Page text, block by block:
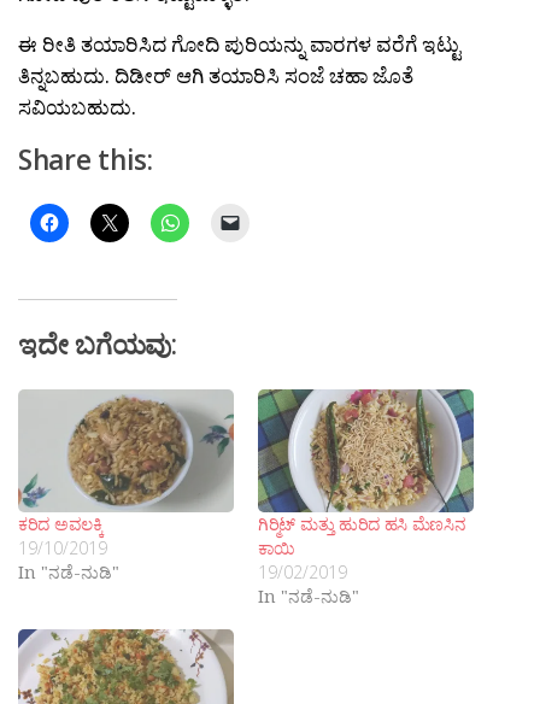
ಈ ರೀತಿ ತಯಾರಿಸಿದ ಗೋದಿ ಪುರಿಯನ್ನು ವಾರಗಳ ವರೆಗೆ ಇಟ್ಟು
ತಿನ್ನಬಹುದು. ದಿಡೀರ್ ಆಗಿ ತಯಾರಿಸಿ ಸಂಜೆ ಚಹಾ ಜೊತೆ
ಸವಿಯಬಹುದು.
Share this:
ಇದೇ ಬಗೆಯವು:
ಕರಿದ ಅವಲಕ್ಕಿ
19/10/2019
In "ನಡೆ-ನುಡಿ"
ಗಿರ‍್ಮಿಟ್ ಮತ್ತು ಹುರಿದ ಹಸಿ ಮೆಣಸಿನ
ಕಾಯಿ
19/02/2019
In "ನಡೆ-ನುಡಿ"